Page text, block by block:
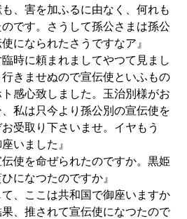
、害を加ふるに由なく、何れも
です。さうして孫公さまは孫公
になられたさうですなア』
臨時に頼まれましてやつて見まし
きませぬので宣伝使といふもの
感心致しました。玉治別様がお
私は只今より孫公別の宣伝使を
受取り下さいませ。イヤもう
いました』
伝使を命ぜられたのですか。黒姫
になつたのですか』
て、ここは共和国で御座いますか
、推されて宣伝使になつたので